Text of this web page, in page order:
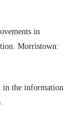
in
Morristown:
in the information